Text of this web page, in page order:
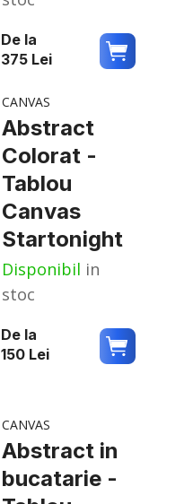
De la
375 Lei
CANVAS
Abstract
Colorat -
Tablou
Canvas
Startonight
Disponibil in
stoc
De la
150 Lei
CANVAS
Abstract in
bucatarie -